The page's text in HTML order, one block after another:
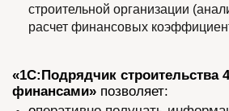
строительной организации
расчет финансовых
«1С:Подрядчик строительства
финансами» позволяет: